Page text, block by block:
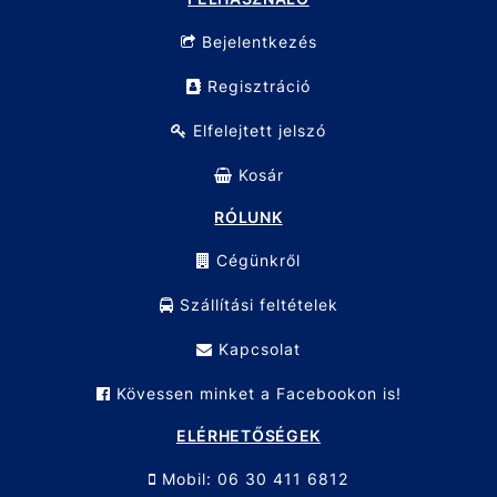
Kompatibilitás: Szabványos orrfűrészek
Bejelentkezés
Regisztráció
Elfelejtett jelszó
Kosár
RÓLUNK
Cégünkről
Szállítási feltételek
Kapcsolat
Kövessen minket a Facebookon is!
ELÉRHETŐSÉGEK
Mobil: 06 30 411 6812